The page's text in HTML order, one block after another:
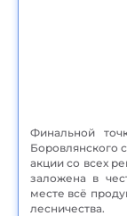
Финальной
Боровлянского
акции со всех
заложена в
месте всё
лесничества.